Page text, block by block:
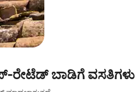
ರೇಟೆಡ್ ಬಾಡಿಗೆ ವಸತಿಗಳು